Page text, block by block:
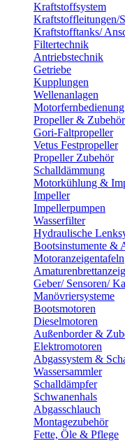
Kraftstoffsystem
Kraftstoffleitungen/
Kraftstofftanks/
Filtertechnik
Antriebstechnik
Getriebe
Kupplungen
Wellenanlagen
Motorfernbedienung
Propeller & Zubehör
Gori-Faltpropeller
Vetus Festpropeller
Propeller Zubehör
Schalldämmung
Motorkühlung &
Impeller
Impellerpumpen
Wasserfilter
Hydraulische
Bootsinstumente &
Motoranzeigentafeln
Geber/ Sensoren/
Manövriersysteme
Bootsmotoren
Dieselmotoren
Außenborder &
Elektromotoren
Abgassystem &
Wassersammler
Schalldämpfer
Schwanenhals
Abgasschlauch
Montagezubehör
Fette, Öle & Pflege